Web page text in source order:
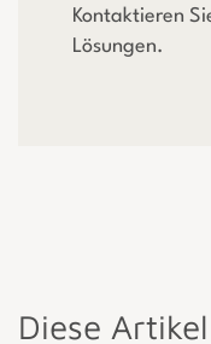
Kontaktieren
Lösungen.
Diese